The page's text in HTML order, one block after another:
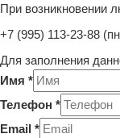
При возникновении
+7 (995) 113-23-88
Для заполнения
Имя *
Телефон *
Email *